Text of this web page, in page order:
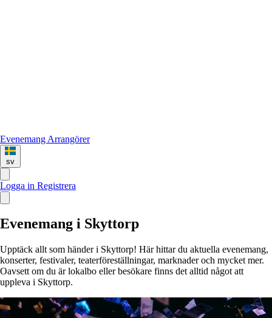
Evenemang Arrangörer
sv
Logga in Registrera
Evenemang i Skyttorp
Upptäck allt som händer i Skyttorp! Här hittar du aktuella evenemang,
konserter, festivaler, teaterföreställningar, marknader och mycket mer.
Oavsett om du är lokalbo eller besökare finns det alltid något att
uppleva i Skyttorp.